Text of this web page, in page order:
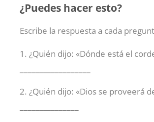
¿Puedes hacer esto?
Escribe la respuesta a cada
1. ¿Quién dijo: «Dónde está el
2. ¿Quién dijo: «Dios se proveerá